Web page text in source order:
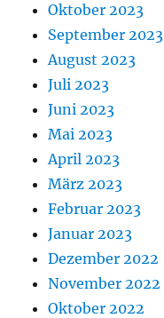
Oktober 2023
September 2023
August 2023
Juli 2023
Juni 2023
Mai 2023
April 2023
März 2023
Februar 2023
Januar 2023
Dezember 2022
November 2022
Oktober 2022